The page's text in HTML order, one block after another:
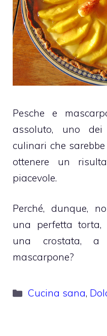
Pesche e
assoluto, uno dei
culinari che
ottenere un
piacevole.
Perché, dunque,
una perfetta
una crostata,
mascarpone?
Categorie
Cucina sana,